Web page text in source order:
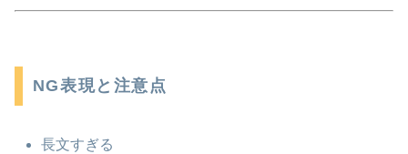
NG表現と注意点
長文すぎる